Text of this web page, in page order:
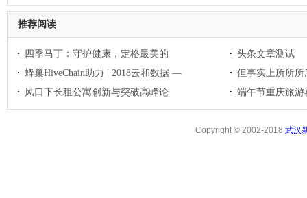
推荐阅读
四季马丁：守护健康，定格最美的
头条文章测试
蜂巢HiveChain助力 | 2018云和数据 —
但事实上所所所
风口下长租公寓创新与突破高峰论
端午节重庆旅游
Copyright © 2002-2018 武汉